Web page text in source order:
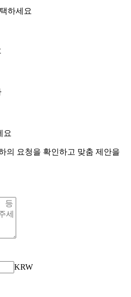
하세요
요
의 요청을 확인하고 맞춤 제안을
KRW